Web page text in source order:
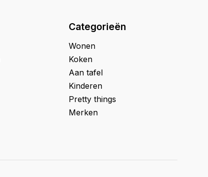
Categorieën
Wonen
Koken
Aan tafel
Kinderen
Pretty things
Merken